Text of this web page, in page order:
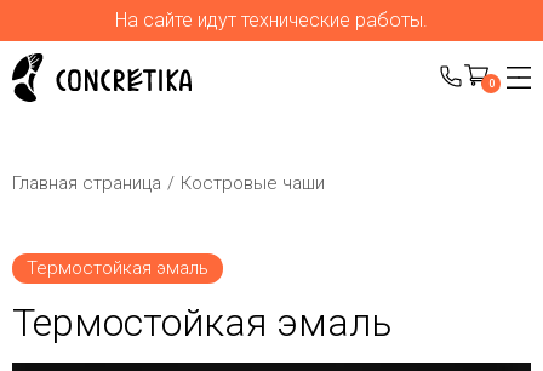
На сайте идут технические работы.
0
Главная страница Костровые чаши
Термостойкая эмаль
Термостойкая эмаль